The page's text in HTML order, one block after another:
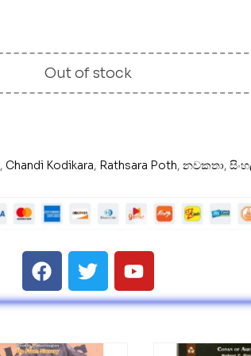
Out of stock
,Chandi Kodikara, Rathsara Poth,නවකතා,